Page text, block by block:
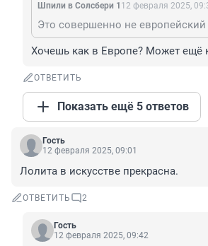
Шпили в Солсбери 1 12 февраля 2025,
Это совершенно не европейский
Хочешь как в Европе? Может ещё
ОТВЕТИТЬ
Показать ещё 5 ответов
Гость
12 февраля 2025, 09:01
Лолита в искусстве прекрасна.
ОТВЕТИТЬ 2
Гость
12 февраля 2025, 09:42